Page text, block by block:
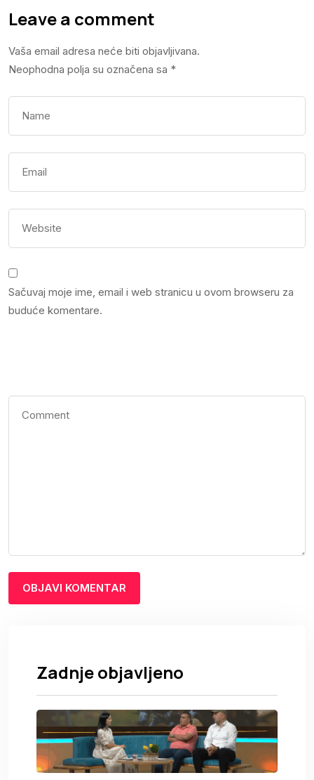
Leave a comment
Vaša email adresa neće biti objavljivana.
Neophodna polja su označena sa *
Sačuvaj moje ime, email i web stranicu u ovom browseru za
buduće komentare.
Zadnje objavljeno